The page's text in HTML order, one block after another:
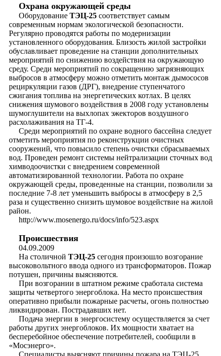
Охрана окружающей среды
Оборудование ТЭЦ-25 соответствует самым
современным нормам экологической безопасности.
Регулярно проводятся работы по модернизации
установленного оборудования. Близость жилой застройки
обуславливает проведение на станции дополнительных
мероприятий по снижению воздействия на окружающую
среду. Среди мероприятий по сокращению загрязняющих
выбросов в атмосферу можно отметить монтаж дымососов
рециркуляции газов (ДРГ), внедрение ступенчатого
сжигания топлива на энергетических котлах. В целях
снижения шумового воздействия в 2008 году установлены
шумоглушители на выхлопах эжекторов воздушного
расхолаживания на ТГ-4.
Среди мероприятий по охране водного бассейна следует
отметить мероприятия по реконструкции очистных
сооружений, что повысило степень очистки сбрасываемых
вод. Проведен ремонт системы нейтрализации сточных вод
химводоочистки с внедрением современной
автоматизированной технологии. Работа по охране
окружающей среды, проведенные на станции, позволили за
последние 7-8 лет уменьшить выбросы в атмосферу в 2,5
раза и существенно снизить шумовое воздействие на жилой
район.
http://www.mosenergo.ru/docs/info/523.aspx
Происшествия
04.09.2009
На столичной ТЭЦ-25 сегодня произошло возгорание
высоковольтного ввода одного из трансформаторов. Пожар
потушен, причины выясняются.
При возгорании в штатном режиме сработала система
защиты четвертого энергоблока. На место происшествия
оперативно прибыли пожарные расчеты, огонь полностью
ликвидирован. Пострадавших нет.
Подача энергии в энергосистему осуществляется за счет
работы других энергоблоков. Их мощности хватает на
бесперебойное обеспечение потребителей, сообщили в
«Мосэнерго».
Специалисты выясняют причины пожара на ТЭЦ-25.